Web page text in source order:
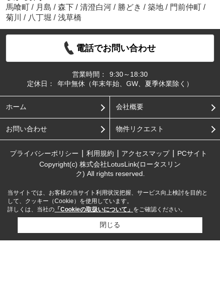
馬喰町 / 月島 / 森下 / 清澄白河 / 勝どき / 築地 / 門前仲町 /
菊川
/ 八丁堀 / 浅草橋
電話でお問い合わせ
営業時間：
9:30～18:30
定休日：
年中無休（年末年始、GW、夏季休業除く）
ホーム 会社概要
お問い合わせ 物件リクエスト
プライバシーポリシー 利用規約 アクセスマップ
PCサイト
Copyright(c) 株式会社LotusLink(ロータスリン
ク) All rights reserved.
当サイトでは、お客様の当サイト利用状況把握、サービス向上検討を目的と
して、クッキー（Cookie）を使用しています。
詳しくは、当社の 「Cookieの取扱いについて」 をご確認ください。
閉じる